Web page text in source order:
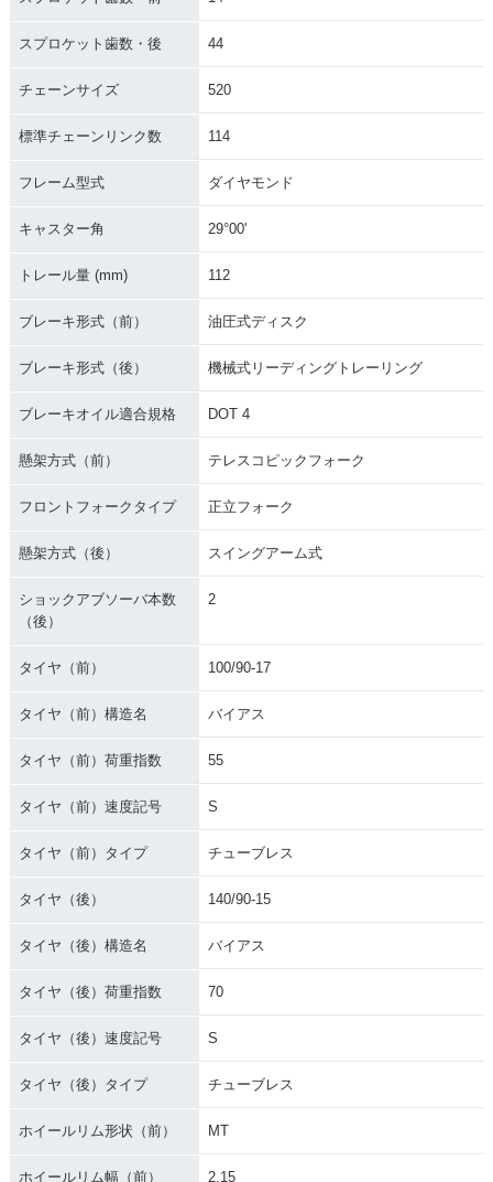
スプロケット歯数・後 44
チェーンサイズ 520
標準チェーンリンク数 114
フレーム型式 ダイヤモンド
キャスター角 29°00'
トレール量 (mm) 112
ブレーキ形式（前） 油圧式ディスク
ブレーキ形式（後） 機械式リーディングトレーリング
ブレーキオイル適合規格 DOT 4
懸架方式（前） テレスコピックフォーク
フロントフォークタイプ 正立フォーク
懸架方式（後） スイングアーム式
ショックアブソーバ本数
（後）
2
タイヤ（前） 100/90-17
タイヤ（前）構造名 バイアス
タイヤ（前）荷重指数 55
タイヤ（前）速度記号 S
タイヤ（前）タイプ チューブレス
タイヤ（後） 140/90-15
タイヤ（後）構造名 バイアス
タイヤ（後）荷重指数 70
タイヤ（後）速度記号 S
タイヤ（後）タイプ チューブレス
ホイールリム形状（前） MT
ホイールリム幅（前） 2.15